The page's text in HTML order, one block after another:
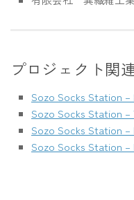
プロジェクト関
Sozo Socks Station
Sozo Socks Station
Sozo Socks Station
Sozo Socks Station –